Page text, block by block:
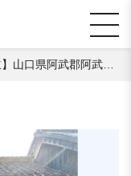
口県阿武郡阿武町 空き家